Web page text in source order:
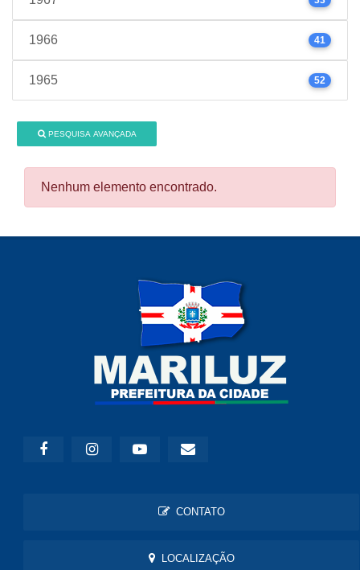
1966 41
1965 52
PESQUISA AVANÇADA
Nenhum elemento encontrado.
CONTATO
LOCALIZAÇÃO